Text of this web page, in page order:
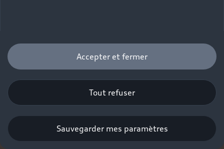
Audi Q8 e-hybrid
Configurer
Accepter et fermer
Tout refuser
Sauvegarder mes paramètres